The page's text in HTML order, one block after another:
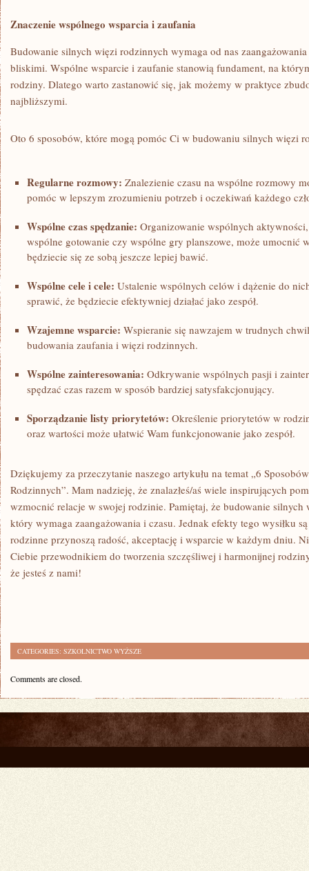
Znaczenie wspólnego wsparcia ⁤i‍ zaufania
Budowanie silnych ‍więzi rodzinnych wymaga od nas
bliskimi. Wspólne‌ wsparcie⁢ i ⁢zaufanie stanowią fundament, na
rodziny. Dlatego warto zastanowić się,‍ jak możemy w praktyce
najbliższymi.
Oto ​6 sposobów, które ⁢mogą pomóc Ci w budowaniu silnych więzi
Regularne rozmowy: Znalezienie czasu na​ wspólne rozmowy⁣
pomóc w ‌lepszym zrozumieniu potrzeb ‌i oczekiwań‍ każdego
Wspólne czas spędzanie: Organizowanie⁣ wspólnych
wspólne ‍gotowanie czy wspólne gry planszowe, może⁤ umocnić‍
będziecie⁤ się‌ ze ⁤sobą jeszcze​ lepiej ⁣bawić.
Wspólne cele i cele: Ustalenie​ wspólnych celów i dążenie do
sprawić, że będziecie⁤ efektywniej działać jako zespół.
Wzajemne wsparcie: Wspieranie się ⁤nawzajem w trudnych‌
budowania zaufania i więzi rodzinnych.
Wspólne zainteresowania: Odkrywanie⁢ wspólnych‍ pasji i
spędzać czas razem w sposób ‌bardziej satysfakcjonujący.
Sporządzanie listy priorytetów: Określenie priorytetów ‌w
oraz wartości ⁢może ułatwić Wam⁣ funkcjonowanie⁣ jako ⁤zespół.
Dziękujemy ⁣za ​przeczytanie​ naszego ​artykułu‌ na temat „6
⁤Rodzinnych”. Mam nadzieję, że znalazłeś/aś wiele inspirujących
wzmocnić relacje w swojej rodzinie. Pamiętaj, że budowanie
który wymaga zaangażowania i czasu. Jednak efekty tego wysiłku‌
rodzinne ⁤przynoszą radość, akceptację i wsparcie w każdym dniu.
Ciebie przewodnikiem do ‌tworzenia szczęśliwej i harmonijnej
że jesteś z nami!
CATEGORIES: SZKOLNICTWO WYŻSZE
Comments are closed.